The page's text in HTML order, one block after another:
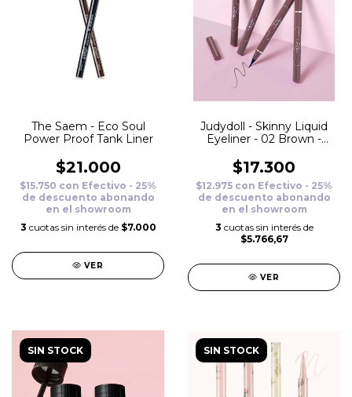
The Saem - Eco Soul
Power Proof Tank Liner
$21.000
$15.750 con Efectivo - 25%
de descuento abonando
en el showroom
3 cuotas sin interés de $7.000
VER
Judydoll - Skinny Liquid
Eyeliner - 02 Brown -
$17.300
$12.975 con Efectivo - 25%
de descuento abonando
en el showroom
3 cuotas sin interés de
$5.766,67
VER
SIN STOCK SIN STOCK